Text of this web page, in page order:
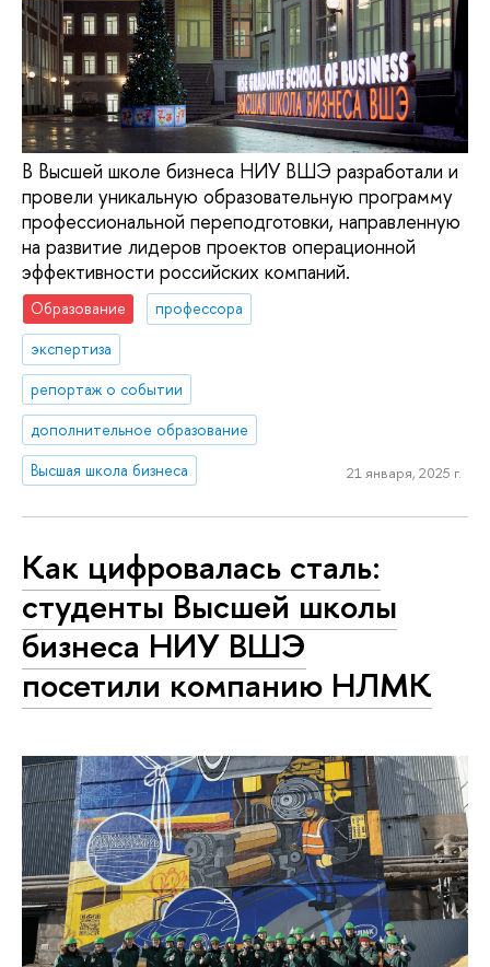
В Высшей школе бизнеса НИУ ВШЭ разработали и
провели уникальную образовательную программу
профессиональной переподготовки, направленную
на развитие лидеров проектов операционной
эффективности российских компаний.
Образование
профессора
экспертиза
репортаж о событии
дополнительное образование
Высшая школа бизнеса
21 января, 2025 г.
Как цифровалась сталь:
студенты Высшей школы
бизнеса НИУ ВШЭ
посетили компанию НЛМК